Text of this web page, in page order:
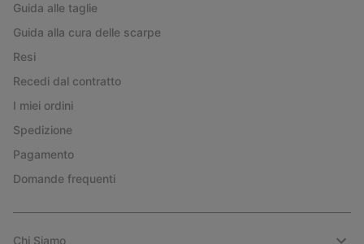
Guida alle taglie
Guida alla cura delle scarpe
Resi
Recedi dal contratto
I miei ordini
Spedizione
Pagamento
Domande frequenti
Chi Siamo